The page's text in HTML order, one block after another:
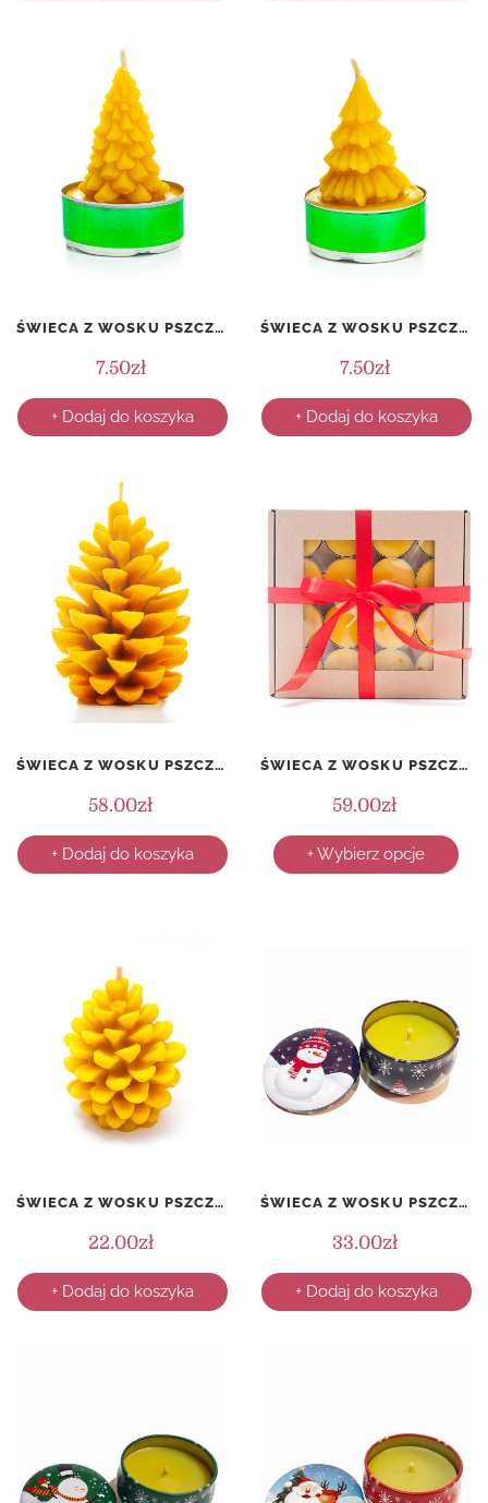
ŚWIECA Z WOSKU PSZCZELEGO – PODGRZEWACZ – JODŁA
7.50zł
+ Dodaj do koszyka
ŚWIECA Z WOSKU PSZCZELEGO – PODGRZEWACZ – ŚWIERK
7.50zł
+ Dodaj do koszyka
ŚWIECA Z WOSKU PSZCZELEGO – DUŻA SZYSZKA – 150 MM
58.00zł
+ Dodaj do koszyka
ŚWIECA Z WOSKU PSZCZELEGO – PODGRZEWACZ – KOMPLET 16 SZTUK
59.00zł
+ Wybierz opcje
ŚWIECA Z WOSKU PSZCZELEGO – SZYSZKA – 75 MM
22.00zł
+ Dodaj do koszyka
ŚWIECA Z WOSKU PSZCZELEGO W PUSZCE – ŚWIĄTECZNA – WZÓR 1
33.00zł
+ Dodaj do koszyka